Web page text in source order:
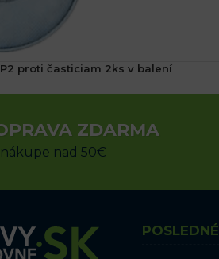
proti časticiam 2ks v balení
€ s DPH
DO KOŠÍKAZDARMA
nad 50€